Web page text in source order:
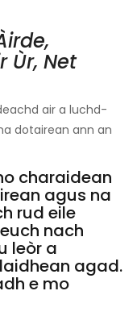
Ùr, Net
air a luchd-
dotairean ann an
charaidean
agus na
rud eile
nach
leòr a
agad.
e mo